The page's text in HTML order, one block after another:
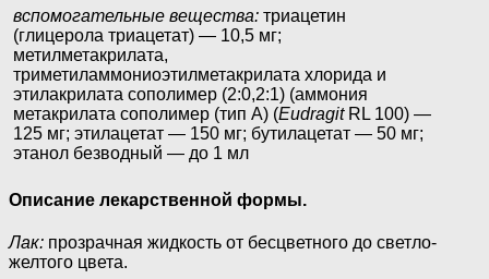
вспомогательные вещества: триацетин
(глицерола триацетат) — 10,5 мг;
метилметакрилата,
триметиламмониоэтилметакрилата хлорида и
этилакрилата сополимер (2:0,2:1) (аммония
метакрилата сополимер (тип A) (EudragitRL 100) —
125 мг; этилацетат — 150 мг; бутилацетат — 50 мг;
этанол безводный — до 1 мл
Описание лекарственной формы.
Лак: прозрачная жидкость от бесцветного до светло-
желтого цвета.